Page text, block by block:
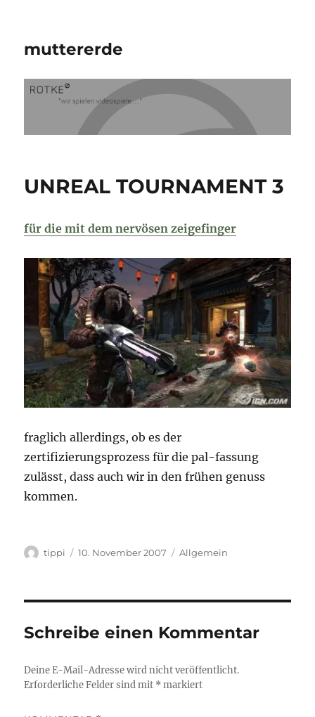
muttererde
UNREAL TOURNAMENT 3
für die mit dem nervösen zeigefinger
fraglich allerdings, ob es der
zertifizierungsprozess für die pal-fassung
zulässt, dass auch wir in den frühen genuss
kommen.
Autor
tippi
Veröffentlicht
10. November 2007 Kategorien
Allgemein
Schreibe einen Kommentar
Deine E-Mail-Adresse wird nicht veröffentlicht.
Erforderliche Felder sind mit *markiert